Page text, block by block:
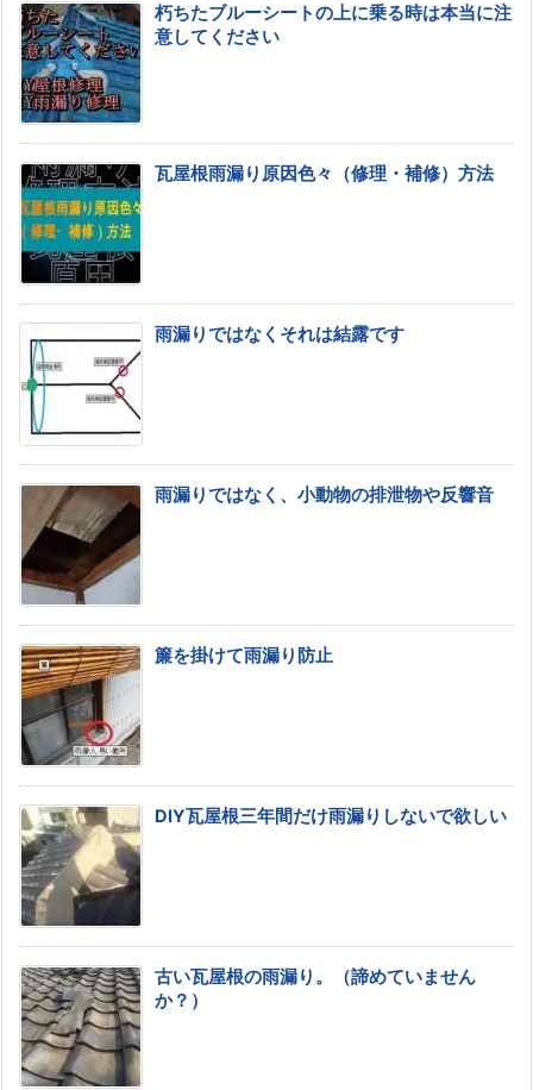
朽ちたブルーシートの上に乗る時は本当に注
意してください
瓦屋根雨漏り原因色々（修理・補修）方法
雨漏りではなくそれは結露です
雨漏りではなく、小動物の排泄物や反響音
簾を掛けて雨漏り防止
DIY瓦屋根三年間だけ雨漏りしないで欲しい
古い瓦屋根の雨漏り。（諦めていません
か？）